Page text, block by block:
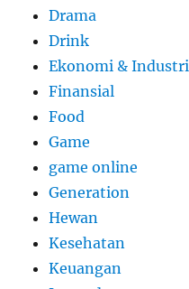
Drama
Drink
Ekonomi & Industri
Finansial
Food
Game
game online
Generation
Hewan
Kesehatan
Keuangan